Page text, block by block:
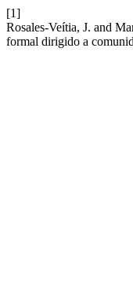
[1]
Rosales-Veítia, J. and
formal dirigido a